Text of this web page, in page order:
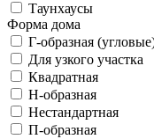
Таунхаусы
Форма дома
Г-образная
Для узкого участка
Квадратная
Н-образная
Нестандартная
П-образная